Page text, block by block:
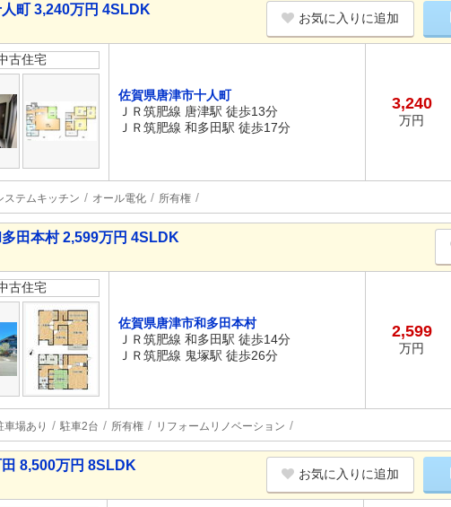
町 3,240万円 4SLDK
お気に入りに追加
古住宅
佐賀県唐津市十人町
ＪＲ筑肥線 唐津駅 徒歩13分
ＪＲ筑肥線 和多田駅 徒歩17分
3,240
万円
ステムキッチン オール電化 所有権
田本村 2,599万円 4SLDK
古住宅
佐賀県唐津市和多田本村
ＪＲ筑肥線 和多田駅 徒歩14分
ＪＲ筑肥線 鬼塚駅 徒歩26分
2,599
万円
車場あり 駐車2台 所有権 リフォームリノベーション
8,500万円 8SLDK
お気に入りに追加